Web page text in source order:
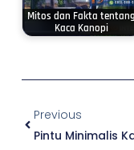
Mitos dan Fakta tentang
Kaca Kanopi
Previous